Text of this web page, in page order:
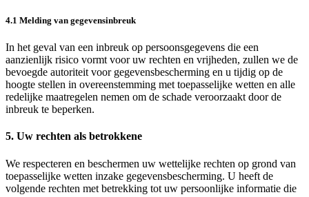
4.1 Melding van gegevensinbreuk
In het geval van een inbreuk op persoonsgegevens die een
aanzienlijk risico vormt voor uw rechten en vrijheden, zullen we de
bevoegde autoriteit voor gegevensbescherming en u tijdig op de
hoogte stellen in overeenstemming met toepasselijke wetten en alle
redelijke maatregelen nemen om de schade veroorzaakt door de
inbreuk te beperken.
5. Uw rechten als betrokkene
We respecteren en beschermen uw wettelijke rechten op grond van
toepasselijke wetten inzake gegevensbescherming. U heeft de
volgende rechten met betrekking tot uw persoonlijke informatie die